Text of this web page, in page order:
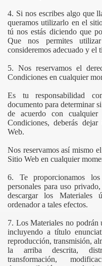
4. Si nos escribes algo que
queramos utilizarlo en el
tú nos estás diciendo que
Que nos permites
consideremos adecuado y el
5. Nos reservamos el
Condiciones en cualquier
Es tu responsabilidad
documento para determinar
de acuerdo con
Condiciones, deberás
Web.
Nos reservamos así mismo
Sitio Web en cualquier
6. Te proporcionamos
personales para uso
descargar los
ordenador a tales efectos.
7. Los Materiales no podrán
incluyendo a título
reproducción, transmisión,
la arriba descrita,
transformación,